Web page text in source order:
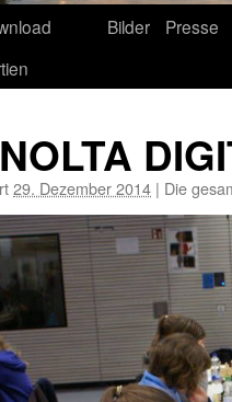
Bilder Presse
29. Dezember 2014 | Die